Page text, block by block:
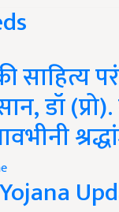
साहित्य
डॉ